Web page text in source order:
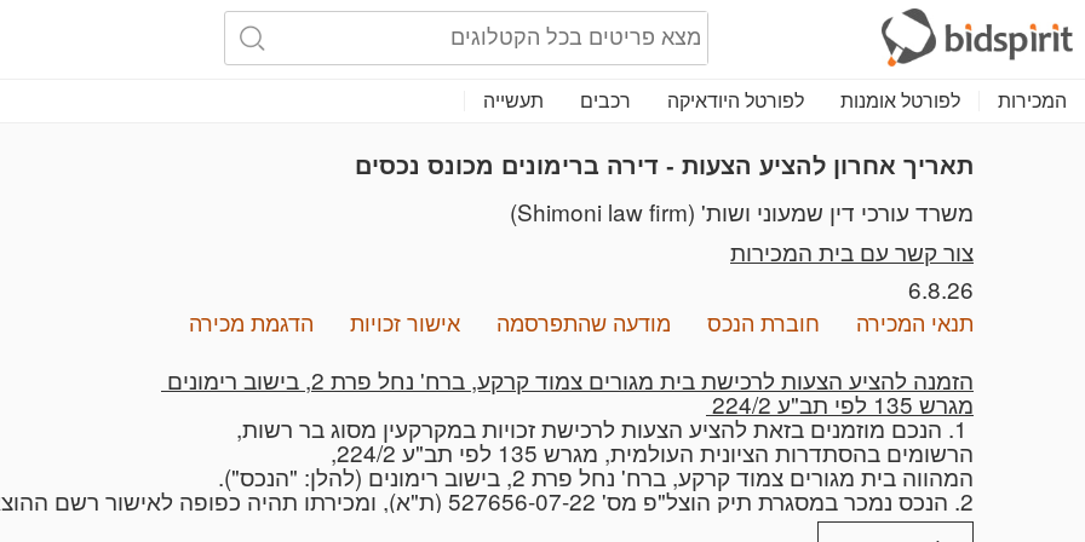
המכירות לפורטל אומנות לפורטל היודאיקה רכבים תעשייה
תאריך אחרון להציע הצעות - דירה ברימונים מכונס נכסים
משרד עורכי דין שמעוני ושות' (Shimoni law firm)
צור קשר עם בית המכירות
6.8.26
תנאי המכירה חוברת הנכס מודעה שהתפרסמה אישור זכויות הדגמת מכירה
הזמנה להציע הצעות לרכישת בית מגורים צמוד קרקע, ברח' נחל פרת 2, בישוב רימונים
מגרש 135 לפי תב"ע 224/2
הרשומים בהסתדרות הציונית העולמית, מגרש 135 לפי תב"ע 224/2,
המהווה בית מגורים צמוד קרקע, ברח' נחל פרת 2, בישוב רימונים (להלן: "הנכס").
2. הנכס נמכר במסגרת תיק הוצל"פ מס' 527656-07-22 (ת"א), ומכירתו תהיה כפופה לאישור רשם ההוצאה לפועל,
וכן אישור בית-משפט השלום בירושלים במסגרת תיקי חדלות פירעון מס' 52976-10-21 ו- 50164-12-22.